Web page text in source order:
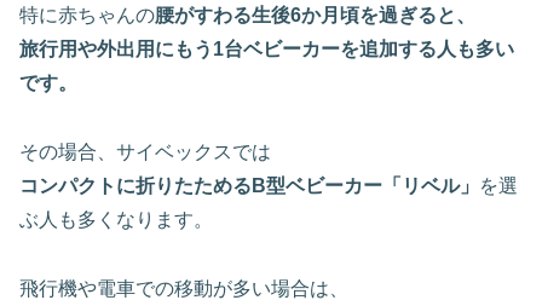
特に赤ちゃんの腰がすわる生後6か月頃を過ぎると、
旅行用や外出用にもう1台ベビーカーを追加する人も多い
です。
その場合、サイベックスでは
コンパクトに折りたためるB型ベビーカー「リベル」
を選
ぶ人も多くなります。
飛行機や電車での移動が多い場合は、